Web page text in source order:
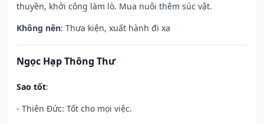
thuyền, khởi công làm lò. Mua nuôi thêm súc vật.
Không nên: Thưa kiện, xuất hành đi xa
Ngọc Hạp Thông Thư
Sao tốt:
- Thiên Đức: Tốt cho mọi việc.